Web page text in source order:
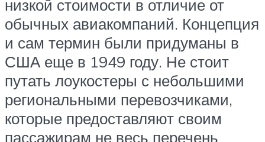
низкой стоимости в отличие от
обычных авиакомпаний. Концепция
и сам термин были придуманы в
США еще в 1949 году. Не стоит
путать лоукостеры с небольшими
региональными перевозчиками,
которые предоставляют своим
пассажирам не весь перечень